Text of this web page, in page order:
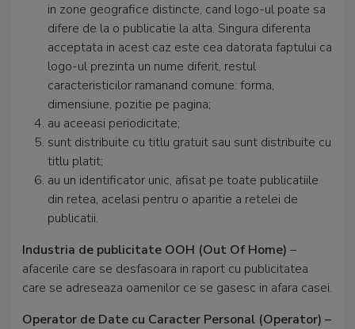
in zone geografice distincte, cand logo-ul poate sa
difere de la o publicatie la alta. Singura diferenta
acceptata in acest caz este cea datorata faptului ca
logo-ul prezinta un nume diferit, restul
caracteristicilor ramanand comune: forma,
dimensiune, pozitie pe pagina;
au aceeasi periodicitate;
sunt distribuite cu titlu gratuit sau sunt distribuite cu
titlu platit;
au un identificator unic, afisat pe toate publicatiile
din retea, acelasi pentru o aparitie a retelei de
publicatii.
Industria de publicitate OOH (Out Of Home) –
afacerile care se desfasoara in raport cu publicitatea
care se adreseaza oamenilor ce se gasesc in afara casei.
Operator de Date cu Caracter Personal (Operator) –